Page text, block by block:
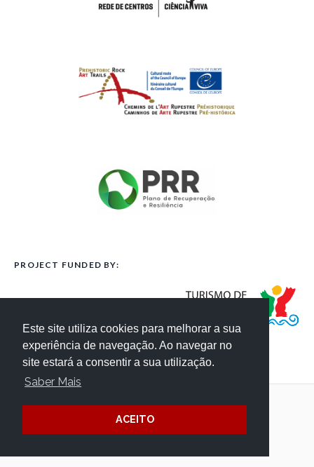
Este site utiliza cookies para melhorar a sua
experiência de navegação. Ao navegar no
site estará a consentir a sua utilização.
Saber Mais
ACEITO
PROJECT FUNDED BY: